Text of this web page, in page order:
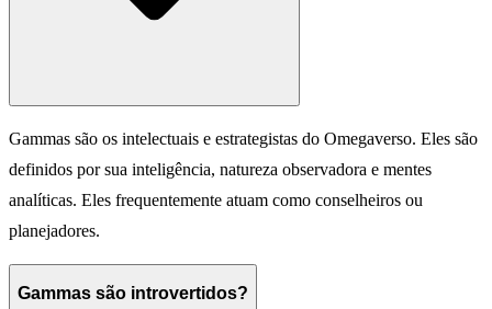
Gammas são os intelectuais e estrategistas do Omegaverso. Eles são
definidos por sua inteligência, natureza observadora e mentes
analíticas. Eles frequentemente atuam como conselheiros ou
planejadores.
Gammas são introvertidos?